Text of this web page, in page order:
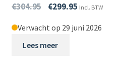
€304.95 €299.95 Incl. BTW
Verwacht op 29 juni 2026
Lees meer